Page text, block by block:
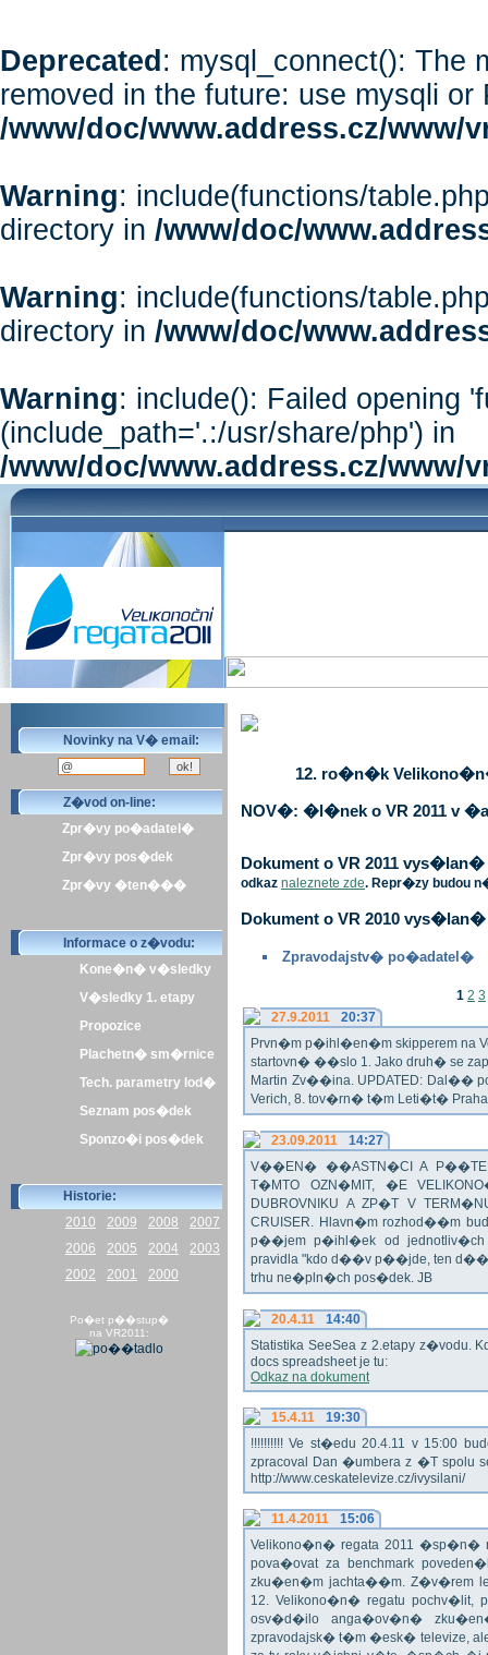
Deprecated : mysql_connect(): The
removed in the future: use mysqli or
/www/doc/www.address.cz/www/
Warning: include(functions/
directory in /www/doc/
Warning: include(functions/
directory in /www/doc/
Warning: include(): Failed opening
(include_path='.:/usr/share/php') in
/www/doc/www.address.cz/www/
Novinky na V� email:
Z�vod on-line:
Zpr�vy po�adatel�
Zpr�vy pos�dek
Zpr�vy �ten���
Informace o z�vodu:
Kone�n� v�sledky
V�sledky 1. etapy
Propozice
Plachetn� sm�rnice
Tech. parametry lod�
Seznam pos�dek
Sponzo�i pos�dek
Historie:
2010
2009 2008
2007
2006
2005 2004
2003
2002
2001 2000
Po�et p��stup�
na VR2011:
12. ro�n�k
NOV�: �l�nek o VR 2011 v
Dokument o VR 2011
odkaz naleznete zde. Repr�zy budou
Dokument o VR 2010
Zpravodajstv� po�adatel�
1 2 3
27.9.2011
20:37
Prvn�m p�ihl�en�m skipperem na
startovn� ��slo 1. Jako druh� se
Martin Zv��ina. UPDATED: Dal��
Verich, 8. tov�rn� t�m Leti�t� Praha
23.09.2011
14:27
V��EN� ��ASTN�CI A
T�MTO OZN�MIT, �E
DUBROVNIKU A ZP�T V
CRUISER. Hlavn�m rozhod��m
p��jem p�ihl�ek od
pravidla "kdo d��v p��jde, ten
trhu ne�pln�ch pos�dek. JB
20.4.11
14:40
Statistika SeeSea z 2.etapy z�vodu.
docs spreadsheet je tu:
Odkaz na dokument
15.4.11
19:30
!!!!!!!!!! Ve st�edu 20.4.11 v 15:00
zpracoval Dan �umbera z �T spolu
http://www.ceskatelevize.cz/ivysilani/
11.4.2011
15:06
Velikono�n� regata 2011 �sp�n�
pova�ovat za benchmark
zku�en�m jachta��m. Z�v�rem
12. Velikono�n� regatu
osv�d�ilo anga�ov�n�
zpravodajsk� t�m �esk� televize,